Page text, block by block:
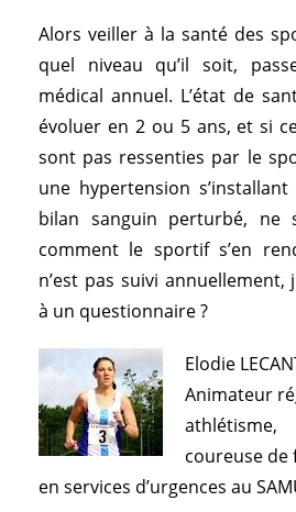
Alors veiller à la santé des
quel niveau qu’il soit,
médical annuel. L’état de
évoluer en 2 ou 5 ans, et si
sont pas ressenties par le
une hypertension
bilan sanguin perturbé, ne
comment le sportif s’en
n’est pas suivi
à un questionnaire ?
Elodie
Animateur
athlétisme,
coureuse
en services d’urgences au